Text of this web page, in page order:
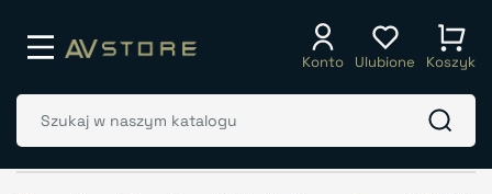
Konto Ulubione Koszyk